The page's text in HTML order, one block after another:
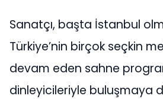
Sanatçı, başta İstanbul
Türkiye’nin birçok seçkin
devam eden sahne
dinleyicileriyle buluşmaya